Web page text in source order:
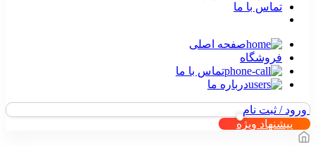
تماس با ما
صفحه اصلی
فروشگاه
تماس با ما
درباره ما
ورود / ثبت نام
پیشنهاد ویژه